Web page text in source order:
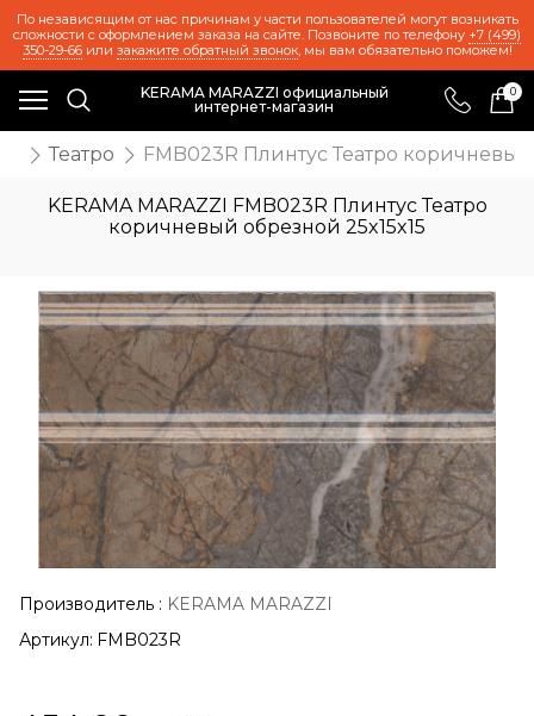
По независящим от нас причинам у части пользователей могут возникать
сложности с оформлением заказа на сайте. Позвоните по телефону +7 (499)
350-29-66или закажите обратный звонок, мы вам обязательно поможем!
KERAMA MARAZZI официальный
интернет-магазин
0
Театро FMB023R Плинтус Театро коричневый
KERAMA MARAZZI FMB023R Плинтус Театро
коричневый обрезной 25x15x15
Производитель : KERAMA MARAZZI
Артикул: FMB023R